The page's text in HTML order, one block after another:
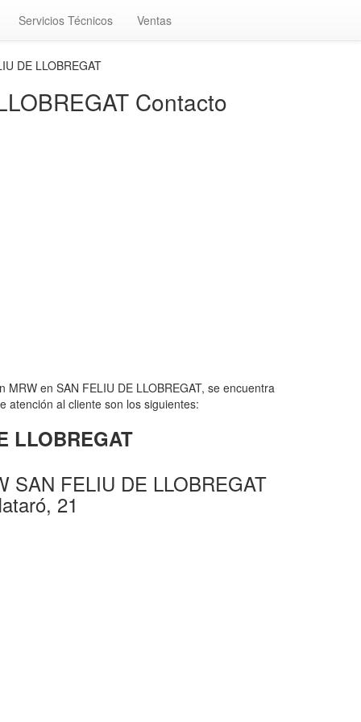
Servicios Técnicos Ventas
DE LLOBREGAT
Contacto
en SAN FELIU DE LLOBREGAT, se encuentra
atención al cliente son los siguientes:
LLOBREGAT
SAN FELIU DE LLOBREGAT
21